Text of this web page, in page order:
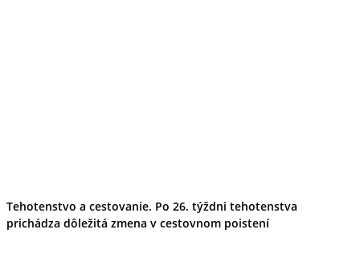
Tehotenstvo a cestovanie. Po 26. týždni tehotenstva
prichádza dôležitá zmena v cestovnom poistení